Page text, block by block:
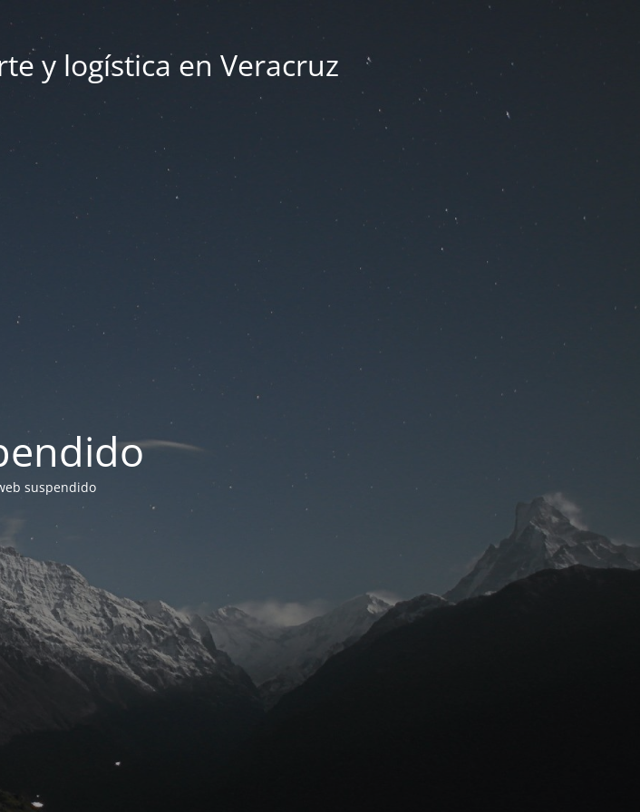
y logística en Veracruz
suspendido